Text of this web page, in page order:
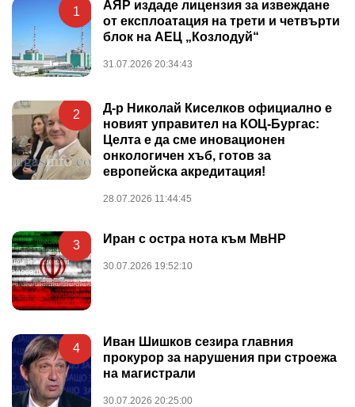
1
АЯР издаде лицензия за извеждане
от експлоатация на трети и четвърти
блок на АЕЦ „Козлодуй“
31.07.2026 20:34:43
2
Д-р Николай Киселков официално е
новият управител на КОЦ-Бургас:
Целта е да сме иновационен
онкологичен хъб, готов за
европейска акредитация!
28.07.2026 11:44:45
3 Иран с остра нота към МвНР
30.07.2026 19:52:10
4
Иван Шишков сезира главния
прокурор за нарушения при строежа
на магистрали
30.07.2026 20:25:00